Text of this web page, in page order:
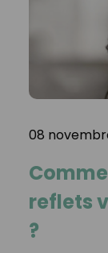
08
reflets
?